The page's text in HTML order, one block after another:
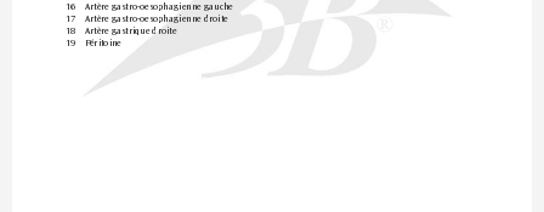
16
Artère gastro-oesophagienne gauche
17
Artère gastro-oesophagienne droite
18
Artère gastrique droite
19 Péritoine